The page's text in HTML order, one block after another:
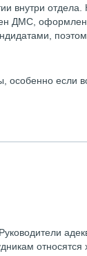
внутри
ДМС,
особенно если
относятся